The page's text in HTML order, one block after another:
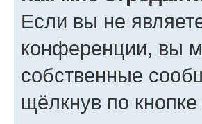
Если вы не
конференции, вы
собственные
щёлкнув по кнопке